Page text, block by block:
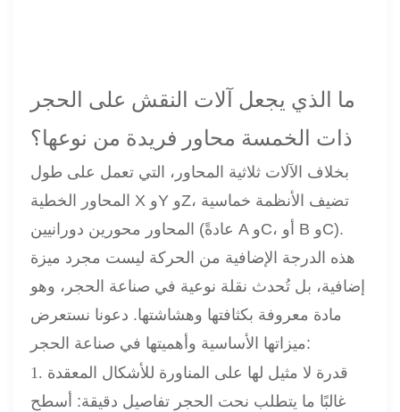
ما الذي يجعل آلات النقش على الحجر
ذات الخمسة محاور فريدة من نوعها؟
بخلاف الآلات ثلاثية المحاور، التي تعمل على طول
المحاور الخطية X وY وZ، تضيف الأنظمة خماسية
المحاور محورين دورانيين (عادةً A وC، أو B وC).
هذه الدرجة الإضافية من الحركة ليست مجرد ميزة
إضافية، بل تُحدث نقلة نوعية في صناعة الحجر، وهو
مادة معروفة بكثافتها وهشاشتها. دعونا نستعرض
ميزاتها الأساسية وأهميتها في صناعة الحجر:
1. قدرة لا مثيل لها على المناورة للأشكال المعقدة
غالبًا ما يتطلب نحت الحجر تفاصيل دقيقة: أسطح